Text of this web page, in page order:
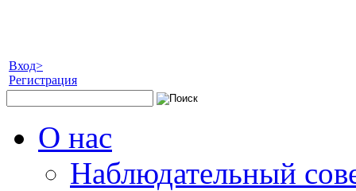
Вход>
Регистрация
О нас
Наблюдательный